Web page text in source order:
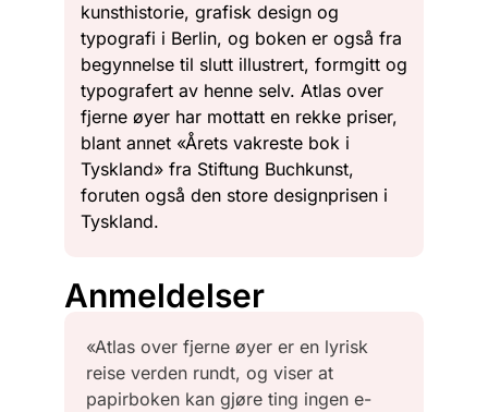
kunsthistorie, grafisk design og
typografi i Berlin, og boken er også fra
begynnelse til slutt illustrert, formgitt og
typografert av henne selv. Atlas over
fjerne øyer har mottatt en rekke priser,
blant annet «Årets vakreste bok i
Tyskland» fra Stiftung Buchkunst,
foruten også den store designprisen i
Tyskland.
Anmeldelser
«Atlas over fjerne øyer er en lyrisk
reise verden rundt, og viser at
papirboken kan gjøre ting ingen e-